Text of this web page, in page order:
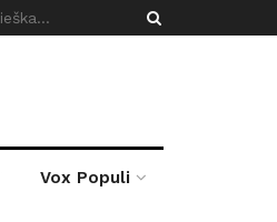
Vox Populi